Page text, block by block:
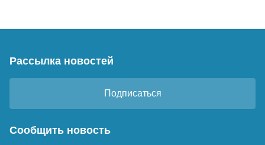
Рассылка новостей
Подписаться
Сообщить новость